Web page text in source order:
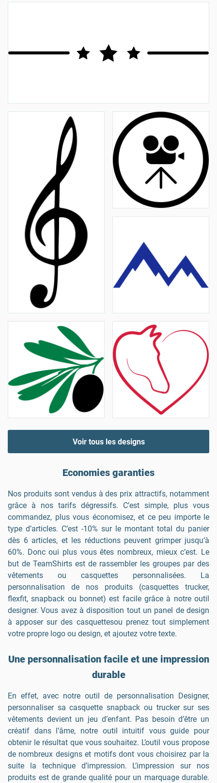
Voir tous les designs
Economies garanties
Nos produits sont vendus à des prix attractifs, notamment
grâce à nos tarifs dégressifs. C’est simple, plus vous
commandez, plus vous économisez, et ce peu importe le
type d’articles. C’est -10% sur le montant total du panier
dès 6 articles, et les réductions peuvent grimper jusqu’à
60%. Donc oui plus vous êtes nombreux, mieux c’est. Le
but de TeamShirts est de rassembler les groupes par des
vêtements ou casquettes personnalisées. La
personnalisation de nos produits (casquettes trucker,
flexfit, snapback ou bonnet) est facile grâce à notre outil
designer. Vous avez à disposition tout un panel de design
à apposer sur des casquettesou prenez tout simplement
votre propre logo ou design, et ajoutez votre texte.
Une personnalisation facile et une impression
durable
En effet, avec notre outil de personnalisation Designer,
personnaliser sa casquette snapback ou trucker sur ses
vêtements devient un jeu d’enfant. Pas besoin d’être un
créatif dans l’âme, notre outil intuitif vous guide pour
obtenir le résultat que vous souhaitez. L’outil vous propose
de nombreux designs et motifs dont vous choisirez par la
suite la technique d’impression. L’impression sur nos
produits est de grande qualité pour un marquage durable.